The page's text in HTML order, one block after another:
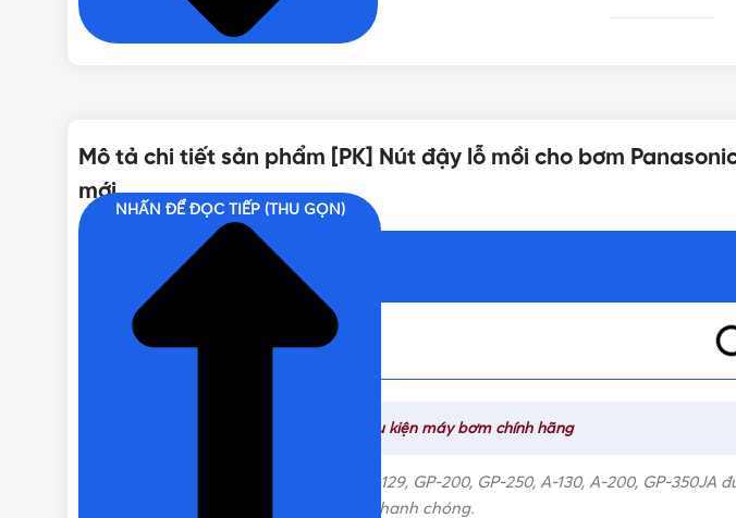
Mô tả chi tiết sản phẩm [PK] Nút đậy lỗ mồi cho bơm
mới
Nội dung chính
Linh phụ kiện máy bơm chính hãng
GP-129, GP-200, GP-250, A-130, A-200, GP-350JA
liên hệ ngay để được tư vấn đặt hàng nhanh chóng.
NHẤN ĐỂ ĐỌC TIẾP (THU GỌN)